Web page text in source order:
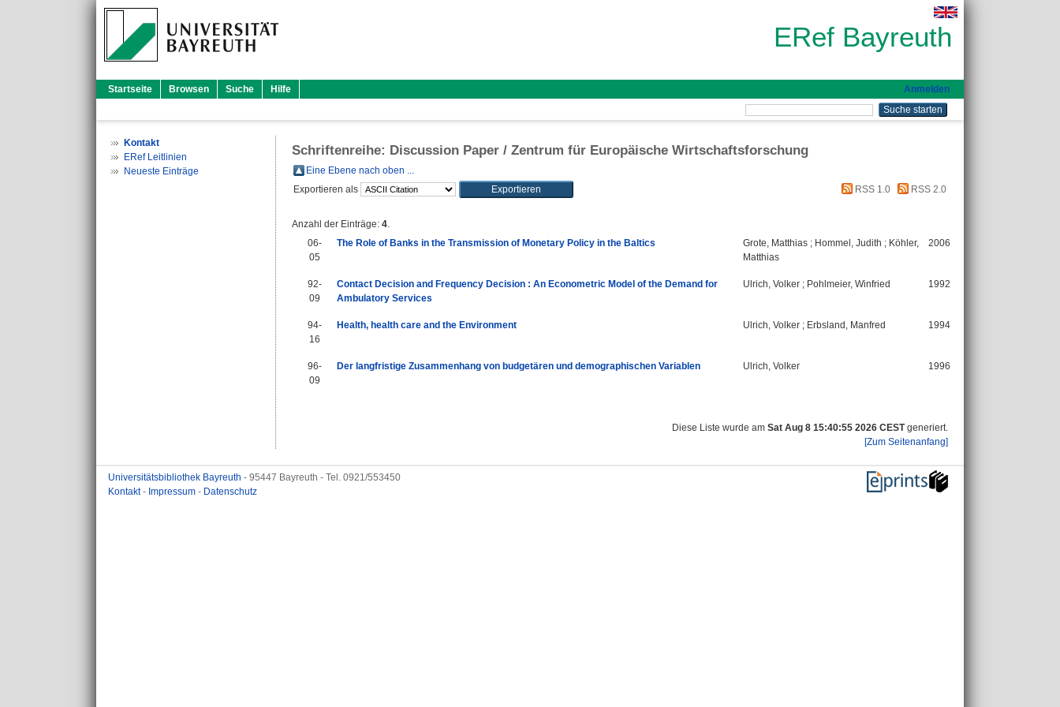
ERef Bayreuth
Startseite Browsen Suche Hilfe Anmelden
Kontakt
ERef Leitlinien
Neueste Einträge
Schriftenreihe: Discussion Paper / Zentrum für Europäische Wirtschaftsforschung
Eine Ebene nach oben ...
Exportieren als
RSS 1.0 RSS 2.0
Anzahl der Einträge: 4.
06-
05
The Role of Banks in the Transmission of Monetary Policy in the Baltics Grote, Matthias ; Hommel, Judith ; Köhler,
Matthias
2006
92-
09
Contact Decision and Frequency Decision : An Econometric Model of the Demand for
Ambulatory Services
Ulrich, Volker ; Pohlmeier, Winfried 1992
94-
16
Health, health care and the Environment Ulrich, Volker ; Erbsland, Manfred 1994
96-
09
Der langfristige Zusammenhang von budgetären und demographischen Variablen Ulrich, Volker 1996
Diese Liste wurde am Sat Aug 8 15:40:55 2026 CESTgeneriert.
[Zum Seitenanfang]
Universitätsbibliothek Bayreuth - 95447 Bayreuth - Tel. 0921/553450
Kontakt- Impressum - Datenschutz